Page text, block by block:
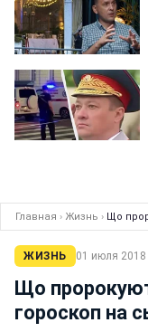
Главная › Жизнь › Що
ЖИЗНЬ 01 июля 2018
Що
гороскоп на